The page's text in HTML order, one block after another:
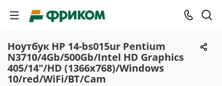
Ноутбук HP 14-bs015ur Pentium
N3710/4Gb/500Gb/Intel HD Graphics
405/14"/HD (1366x768)/Windows
10/red/WiFi/BT/Cam